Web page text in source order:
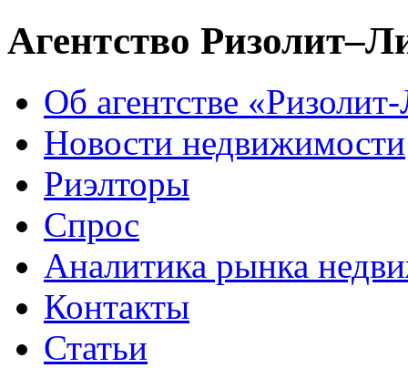
Агентство
Об агентстве
Новости недвижимости
Риэлторы
Спрос
Аналитика рынка
Контакты
Статьи